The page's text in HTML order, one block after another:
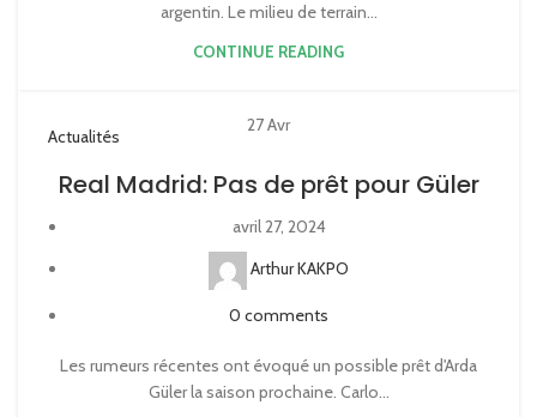
argentin. Le milieu de terrain...
CONTINUE READING
27Avr
Actualités
Real Madrid: Pas de prêt pour Güler
avril 27, 2024
Arthur KAKPO
0 comments
Les rumeurs récentes ont évoqué un possible prêt d'Arda
Güler la saison prochaine. Carlo...